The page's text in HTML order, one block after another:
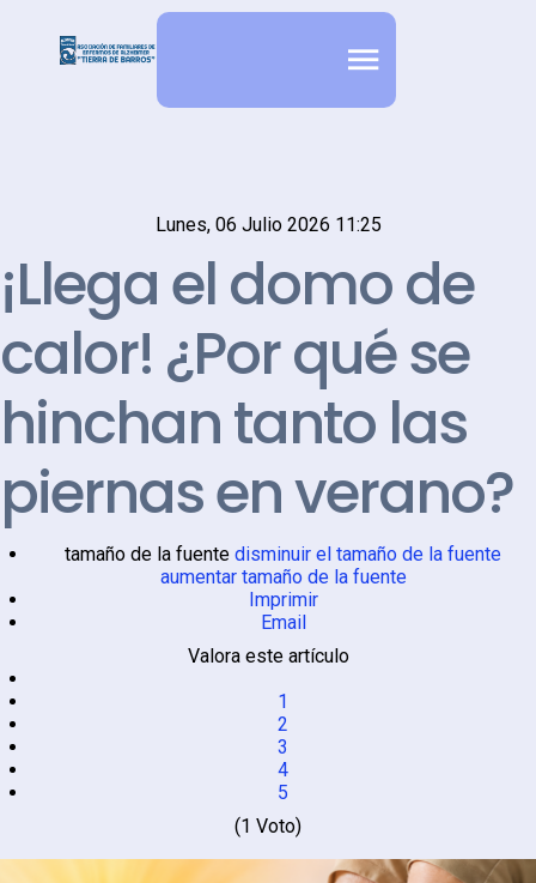
Lunes, 06 Julio 2026 11:25
¡Llega el domo de
calor! ¿Por qué se
hinchan tanto las
piernas en verano?
tamaño de la fuente disminuir el tamaño de la fuente
aumentar tamaño de la fuente
Imprimir
Email
Valora este artículo
1
2
3
4
5
(1 Voto)